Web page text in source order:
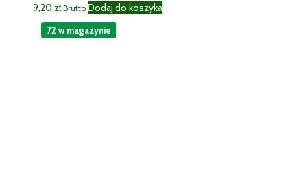
9,20 zł Brutto Dodaj do koszyka
72 w magazynie